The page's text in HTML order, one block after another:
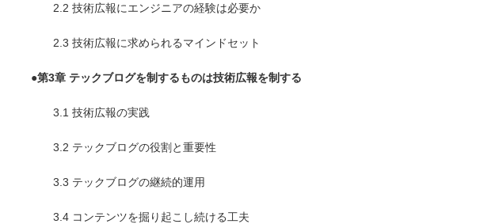
2.2 技術広報にエンジニアの経験は必要か
2.3 技術広報に求められるマインドセット
●第3章 テックブログを制するものは技術広報を制する
3.1 技術広報の実践
3.2 テックブログの役割と重要性
3.3 テックブログの継続的運用
3.4 コンテンツを掘り起こし続ける工夫